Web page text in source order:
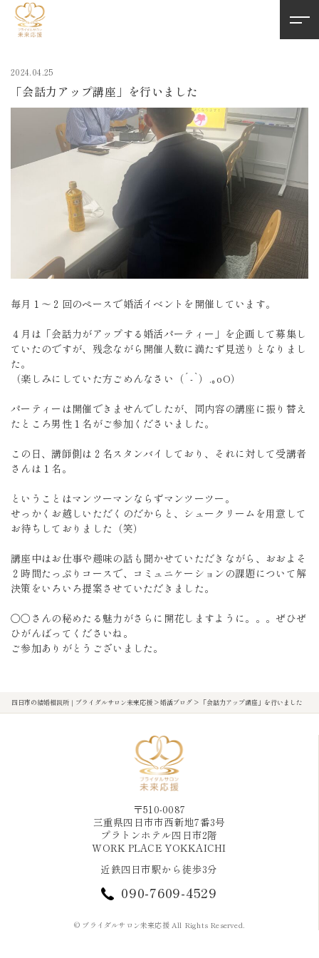
2024.04.25
「会話力アップ講座」を行いました
毎月１～２回のペースで婚活イベントを開催しています。
４月は「会話力がアップする婚活パーティー」を企画して募集し
ていたのですが、残念ながら開催人数に満たず見送りとなりまし
た。
（楽しみにしていた方ごめんなさい（´-`）.｡oO）
パーティーは開催できませんでしたが、同内容の講座に振り替え
たところ男性１名がご参加くださいました。
この日、講師側は２名スタンバイしており、それに対して受講者
さんは１名。
ということはマンツーマンならずマンツーツー。
せっかくお越しいただくのだからと、シュークリームを用意して
お待ちしておりました（笑）
講座中はお仕事や趣味の話も聞かせていただきながら、おおよそ
２時間たっぷりコースで、コミュニケーションの課題について解
決策をいろいろ提案させていただきました。
〇〇さんの秘めたる魅力がさらに開花しますように。。。ぜひぜ
ひがんばってくださいね。
ご参加ありがとうございました。
四日市の結婚相談所｜ブライダルサロン未来応援>婚活ブログ> 「会話力アップ講座」を行いました
〒510-0087
三重県四日市市西新地7番3号
プラトンホテル四日市2階
WORK PLACE YOKKAICHI
近鉄四日市駅から徒歩3分
090-7609-4529
© ブライダルサロン未来応援 All Rights Reserved.